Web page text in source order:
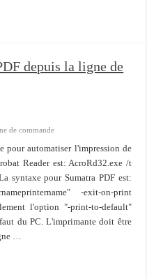
depuis la ligne de
de commande
pour automatiser l'impression de
Reader est: AcroRd32.exe /t
syntaxe pour Sumatra PDF est:
-exit-on-print
l'option "-print-to-default"
du PC. L'imprimante doit être
…